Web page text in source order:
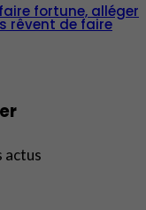
fortune, alléger
rêvent de faire
actus